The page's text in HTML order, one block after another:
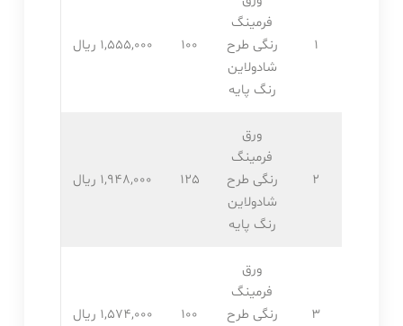
1
فرمینگ
رنگی طرح
شادولاین
رنگ پایه
100 1,555,۰۰۰ ریال
2
ورق
فرمینگ
رنگی طرح
شادولاین
رنگ پایه
125 1,948,۰۰۰ ریال
3
ورق
فرمینگ
رنگی طرح
100 1,574,۰۰۰ ریال